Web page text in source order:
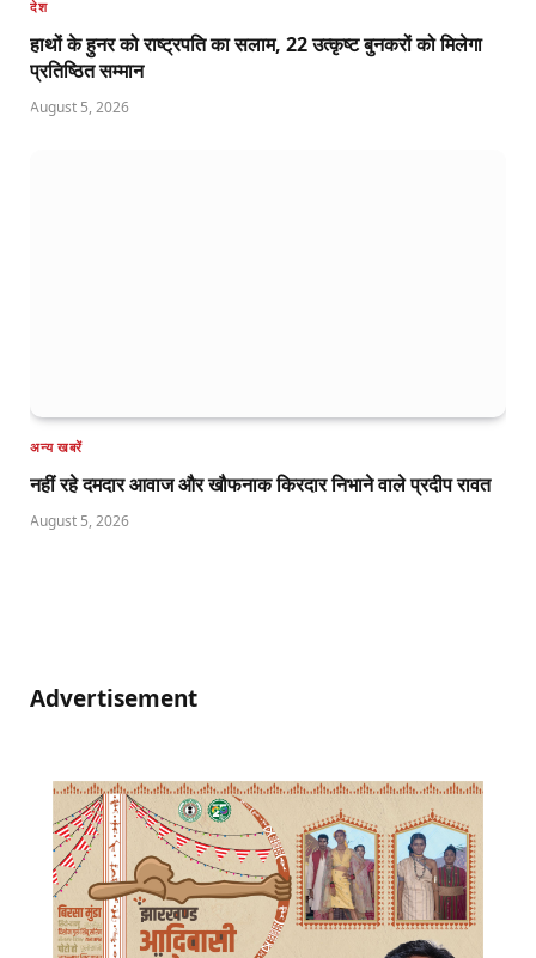
देश
हाथों के हुनर को राष्ट्रपति का सलाम, 22 उत्कृष्ट बुनकरों को मिलेगा
प्रतिष्ठित सम्मान
August 5, 2026
अन्य खबरें
नहीं रहे दमदार आवाज और खौफनाक किरदार निभाने वाले प्रदीप रावत
August 5, 2026
Advertisement